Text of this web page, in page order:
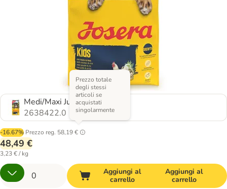
Medi/Maxi Junior Kids
2638422.0
-16.67% Prezzo reg. 58,19 €
Prezzo totale
degli stessi
articoli se
acquistati
singolarmente
48,49 €
3,23 € / kg
Aggiungi al
carrello
Aggiungi al
carrello